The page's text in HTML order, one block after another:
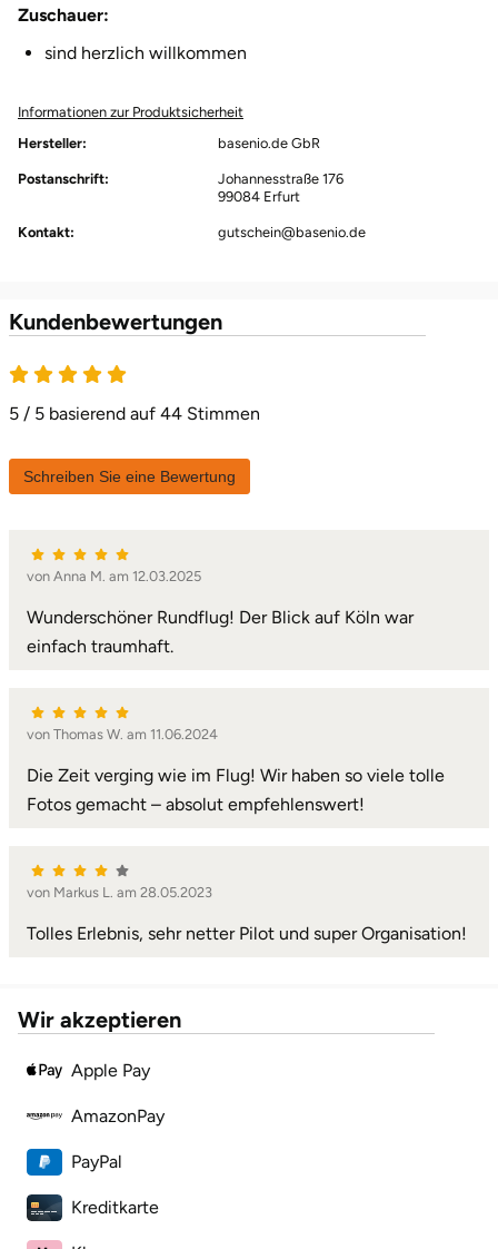
Zuschauer:
sind herzlich willkommen
Informationen zur Produktsicherheit
Hersteller:
basenio.de GbR
Postanschrift:
Johannesstraße 176
99084 Erfurt
Kontakt: gutschein@basenio.de
Kundenbewertungen
5 / 5 basierend auf 44 Stimmen
Schreiben Sie eine Bewertung
von Anna M. am 12.03.2025
Wunderschöner Rundflug! Der Blick auf Köln war
einfach traumhaft.
von Thomas W. am 11.06.2024
Die Zeit verging wie im Flug! Wir haben so viele tolle
Fotos gemacht – absolut empfehlenswert!
von Markus L. am 28.05.2023
Tolles Erlebnis, sehr netter Pilot und super Organisation!
Wir akzeptieren
Apple Pay
AmazonPay
PayPal
Kreditkarte
Kiel
Kulmbach
Köln
Langenselbold
Leipzig
Ludwigslust-Parchim
Löbau
Lüneburg
Magdeburg
Mannheim
Mecklenburgische Seenplatte
Merzig